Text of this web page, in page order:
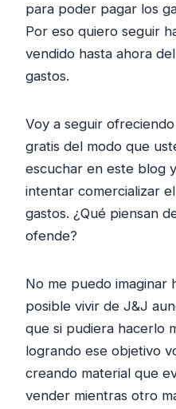
para poder pagar los
Por eso quiero seguir
vendido hasta ahora
gastos.
Voy a seguir
gratis del modo que
escuchar en este blog
intentar comercializar
gastos. ¿Qué piensan
ofende?
No me puedo imaginar
posible vivir de J&J
que si pudiera hacerlo
logrando ese objetivo
creando material que
vender mientras otro